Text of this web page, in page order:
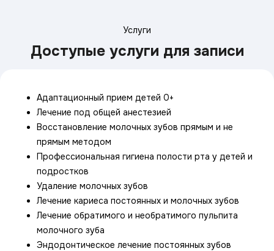
Услуги
Доступые услуги для записи
Адаптационный прием детей 0+
Лечение под общей анестезией
Восстановление молочных зубов прямым и не
прямым методом
Профессиональная гигиена полости рта у детей и
подростков
Удаление молочных зубов
Лечение кариеса постоянных и молочных зубов
Лечение обратимого и необратимого пульпита
молочного зуба
Эндодонтическое лечение постоянных зубов